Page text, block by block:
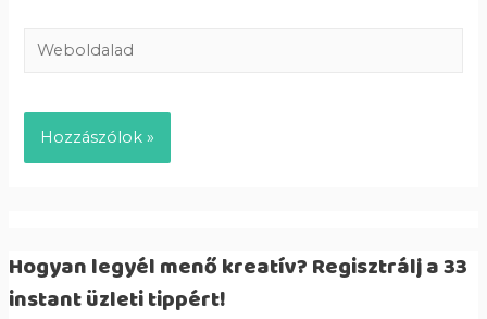
Hogyan legyél menő kreatív? Regisztrálj a 33
instant üzleti tippért!